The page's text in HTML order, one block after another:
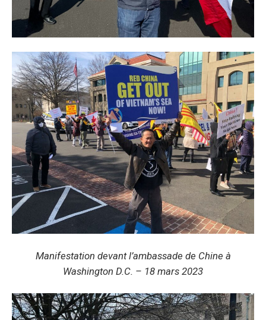
Manifestation devant l’ambassade de Chine à
Washington D.C. – 18 mars 2023